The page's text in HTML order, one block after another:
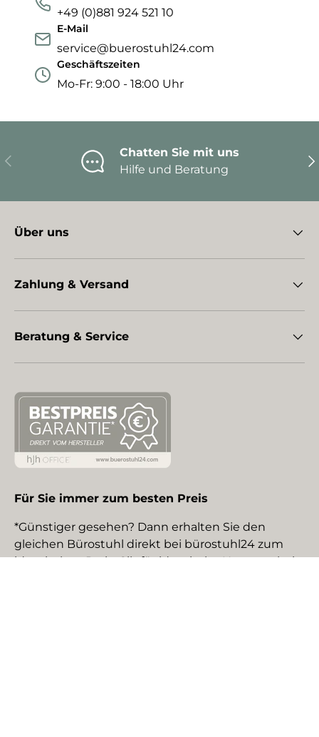
+49 (0)881 924 521 10
E-Mail
service@buerostuhl24.com
Geschäftszeiten
Mo-Fr: 9:00 - 18:00 Uhr
Vorherige
Chatten Sie mit uns
Hilfe und Beratung
Über uns
Zahlung & Versand
Beratung & Service
Für Sie immer zum besten Preis
*Günstiger gesehen? Dann erhalten Sie den
gleichen Bürostuhl direkt bei bürostuhl24 zum
identischen Preis. Gilt für identische Neuware bei